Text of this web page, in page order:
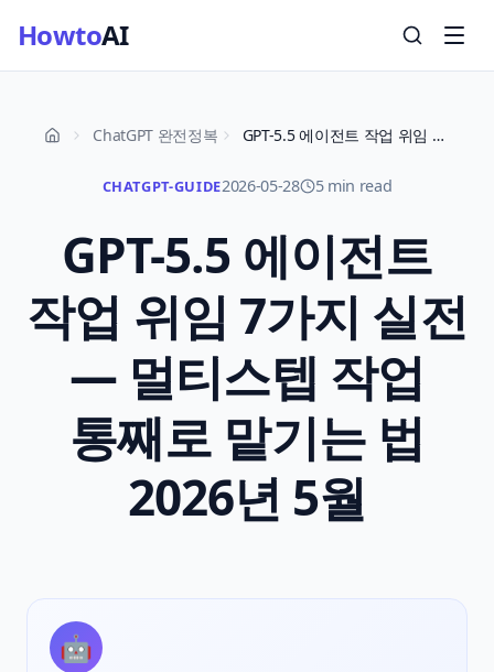
HowtoAI
ChatGPT 완전정복 GPT-5.5 에이전트 작업 위임 7가지 실전 — 멀티스텝 작업 통째로 맡기는 법 2026년 5월
CHATGPT-GUIDE2026-05-28 5 min read
GPT-5.5 에이전트
작업 위임 7가지 실전
— 멀티스텝 작업
통째로 맡기는 법
2026년 5월
🤖